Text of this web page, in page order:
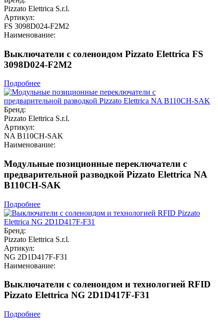
Pizzato Elettrica S.r.l.
Артикул:
FS 3098D024-F2M2
Наименование:
Выключатели с соленоидом Pizzato Elettrica FS
3098D024-F2M2
Подробнее
Бренд:
Pizzato Elettrica S.r.l.
Артикул:
NA B110CH-SAK
Наименование:
Модульные позиционные переключатели с
предварительной разводкой Pizzato Elettrica NA
B110CH-SAK
Подробнее
Бренд:
Pizzato Elettrica S.r.l.
Артикул:
NG 2D1D417F-F31
Наименование:
Выключатели с соленоидом и технологией RFID
Pizzato Elettrica NG 2D1D417F-F31
Подробнее